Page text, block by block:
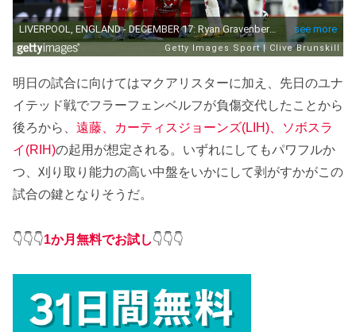
明日の試合に向けてはマクアリスターに加え、先日のユナ
イテッド戦でフラーフェンベルフが負傷交代したことから
後ろから、 遠藤、カーティスジョーンズ(LIH)、ソボスラ
イ(RIH)の起用が想定される。いずれにしてもパワフルか
つ、刈り取り能力の高い中盤をいかにして剥がすかがこの
試合の鍵となりそうだ。
👇👇👇1か月無料でお試し👇👇👇